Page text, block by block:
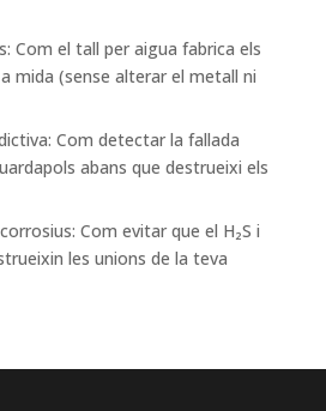
Com el tall per aigua fabrica els
mida (sense alterar el metall ni
Com detectar la fallada
abans que destrueixi els
Com evitar que el H₂S i
les unions de la teva